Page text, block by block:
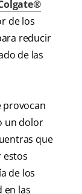
de los
reducir
de las
provocan
un dolor
que
estos
de los
en las